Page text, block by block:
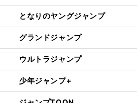
となりのヤングジャンプ
グランドジャンプ
ウルトラジャンプ
少年ジャンプ+